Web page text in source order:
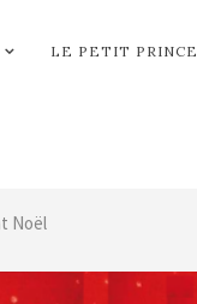
LE PETIT PRINCE
Noël